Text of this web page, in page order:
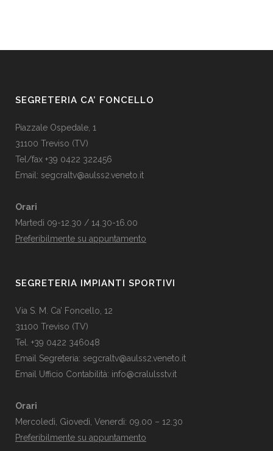
SEGRETERIA CA’ FONCELLO
Piazzale Ospedale, 1
31100 Treviso (TV)
Tel/fax +39 0422 322456
Email: segcraltv@aulss2.veneto.it
Orari
Martedì 09-12.30 / 14.30-16.00
Preferibilmente su appuntamento
SEGRETERIA IMPIANTI SPORTIVI
Via S. M. Ca’ Foncello, 12
31100 Treviso (TV)
Tel. +39 0422 346048
Email Segreteria: segcraltv@aulss2.veneto.it
Email Ufficio Contabilità: info@cralulsstv.it
Orari
Mercoledì, Giovedì, Venerdì: 09.00 – 12.30
Preferibilmente su appuntamento